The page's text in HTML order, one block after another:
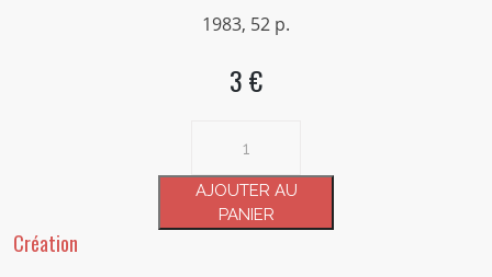
1983, 52 p.
3 €
Spécial
Poésie
AJOUTER AU
PANIER
Création